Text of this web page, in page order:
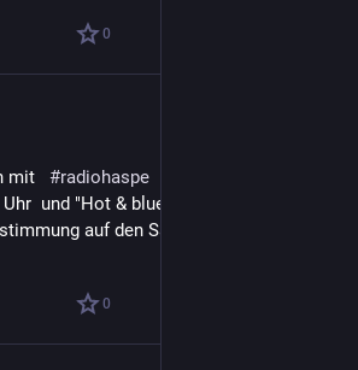
0
mit #radiohaspe
und "Hot & blue #5" >>9 Uhr   Rock
auf den Samstag !  ->
0